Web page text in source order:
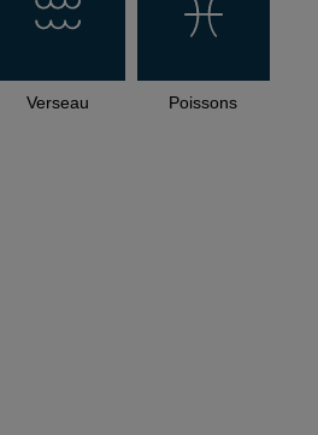
Verseau Poissons